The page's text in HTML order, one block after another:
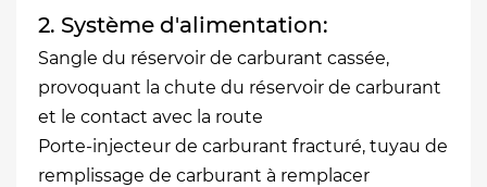
2. Système d'alimentation:
Sangle du réservoir de carburant cassée,
provoquant la chute du réservoir de carburant
et le contact avec la route
Porte-injecteur de carburant fracturé, tuyau de
remplissage de carburant à remplacer